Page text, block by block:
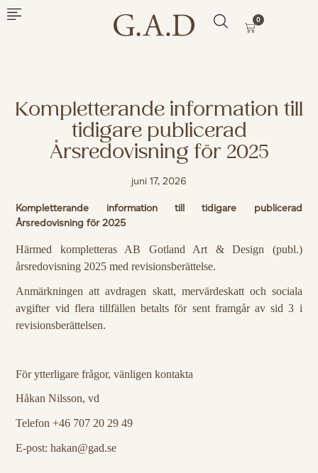
0
Kompletterande information till
tidigare publicerad
Årsredovisning för 2025
juni 17, 2026
Kompletterande information till tidigare publicerad
Årsredovisning för 2025
Härmed kompletteras AB Gotland Art & Design (publ.)
årsredovisning 2025 med revisionsberättelse.
Anmärkningen att avdragen skatt, mervärdeskatt och sociala
avgifter vid flera tillfällen betalts för sent framgår av sid 3 i
revisionsberättelsen.
För ytterligare frågor, vänligen kontakta
Håkan Nilsson, vd
Telefon +46 707 20 29 49
E-post: hakan@gad.se